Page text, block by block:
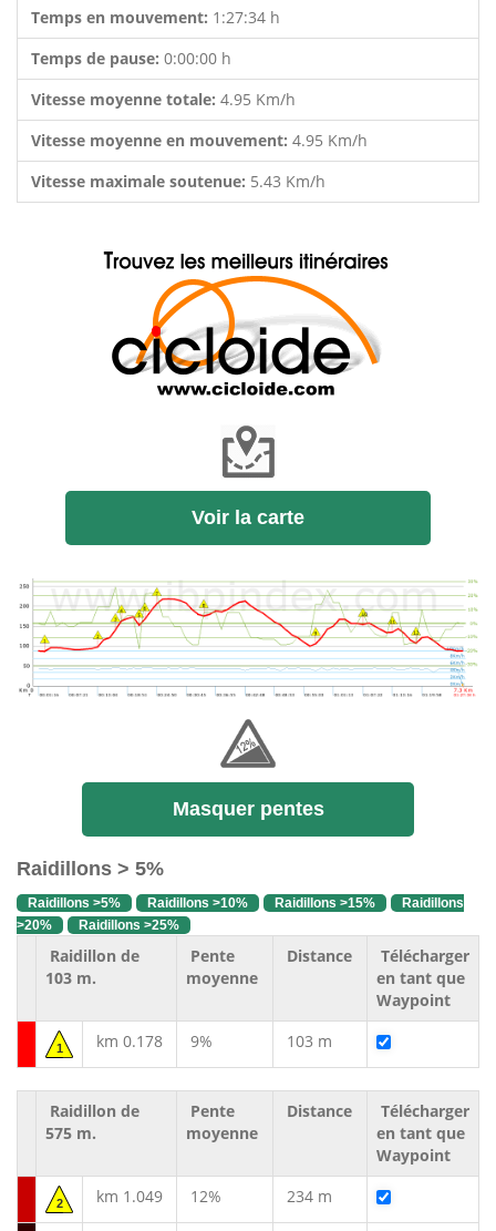
Temps en mouvement: 1:27:34 h
Temps de pause: 0:00:00 h
Vitesse moyenne totale: 4.95 Km/h
Vitesse moyenne en mouvement: 4.95 Km/h
Vitesse maximale soutenue: 5.43 Km/h
Voir la carte
Masquer pentes
Raidillons > 5%
Raidillons >5% Raidillons >10% Raidillons >15%
Raidillons
>20%
Raidillons >25%
Raidillon de
103 m.
Pente
moyenne
Distance
Télécharger
en tant que
Waypoint
1 km 0.178 9% 103 m
Raidillon de
575 m.
Pente
moyenne
Distance
Télécharger
en tant que
Waypoint
2 km 1.049 12% 234 m